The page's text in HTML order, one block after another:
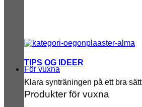
TIPS OG IDEER
Klara synträningen på ett bra sätt
För vuxna
Produkter för vuxna